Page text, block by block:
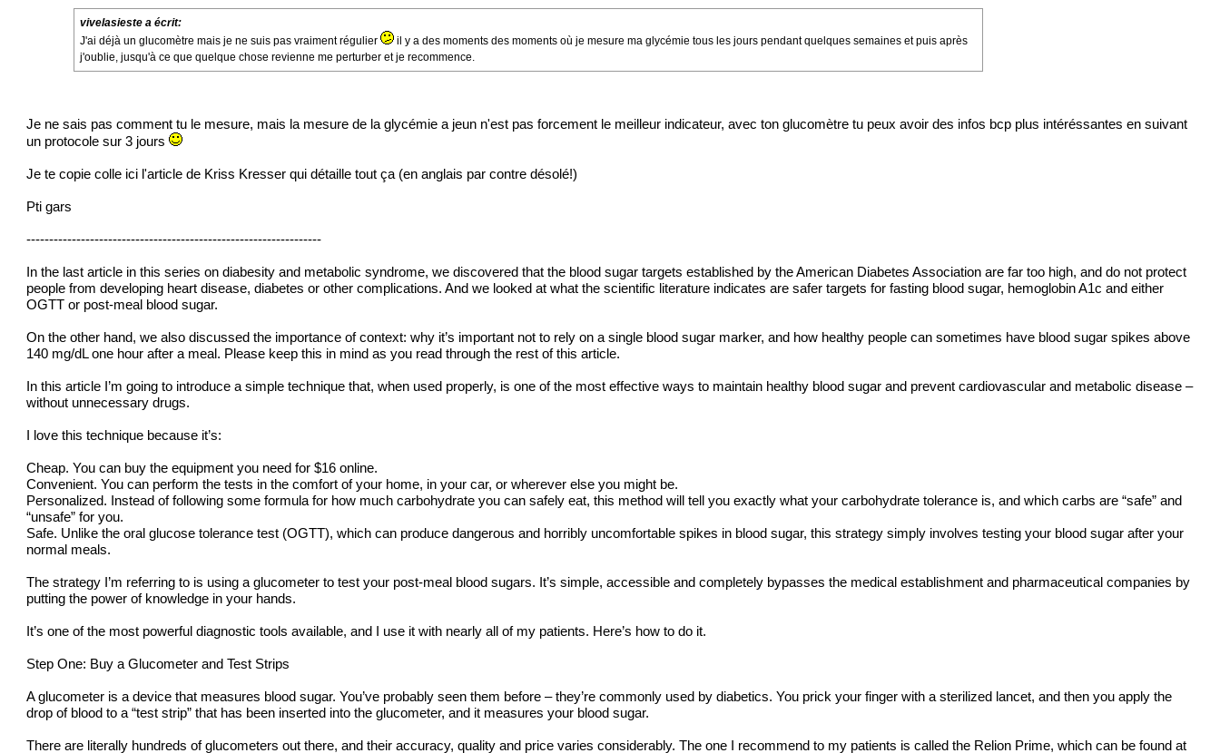
vivelasieste a écrit:
J'ai déjà un glucomètre mais je ne suis pas vraiment régulier
il y a des moments des moments où je mesure ma glycémie tous les jours pendant quelques semaines et puis après
j'oublie, jusqu'à ce que quelque chose revienne me perturber et je recommence.
Je ne sais pas comment tu le mesure, mais la mesure de la glycémie a jeun n'est pas forcement le meilleur indicateur, avec ton glucomètre tu peux avoir des infos bcp plus intéréssantes en suivant
un protocole sur 3 jours
Je te copie colle ici l'article de Kriss Kresser qui détaille tout ça (en anglais par contre désolé!)
Pti gars
-----------------------------------------------------------------
In the last article in this series on diabesity and metabolic syndrome, we discovered that the blood sugar targets established by the American Diabetes Association are far too high, and do not protect
people from developing heart disease, diabetes or other complications. And we looked at what the scientific literature indicates are safer targets for fasting blood sugar, hemoglobin A1c and either
OGTT or post-meal blood sugar.
On the other hand, we also discussed the importance of context: why it’s important not to rely on a single blood sugar marker, and how healthy people can sometimes have blood sugar spikes above
140 mg/dL one hour after a meal. Please keep this in mind as you read through the rest of this article.
In this article I’m going to introduce a simple technique that, when used properly, is one of the most effective ways to maintain healthy blood sugar and prevent cardiovascular and metabolic disease –
without unnecessary drugs.
I love this technique because it’s:
Cheap. You can buy the equipment you need for $16 online.
Convenient. You can perform the tests in the comfort of your home, in your car, or wherever else you might be.
Personalized. Instead of following some formula for how much carbohydrate you can safely eat, this method will tell you exactly what your carbohydrate tolerance is, and which carbs are “safe” and
“unsafe” for you.
Safe. Unlike the oral glucose tolerance test (OGTT), which can produce dangerous and horribly uncomfortable spikes in blood sugar, this strategy simply involves testing your blood sugar after your
normal meals.
The strategy I’m referring to is using a glucometer to test your post-meal blood sugars. It’s simple, accessible and completely bypasses the medical establishment and pharmaceutical companies by
putting the power of knowledge in your hands.
It’s one of the most powerful diagnostic tools available, and I use it with nearly all of my patients. Here’s how to do it.
Step One: Buy a Glucometer and Test Strips
A glucometer is a device that measures blood sugar. You’ve probably seen them before – they’re commonly used by diabetics. You prick your finger with a sterilized lancet, and then you apply the
drop of blood to a “test strip” that has been inserted into the glucometer, and it measures your blood sugar.
There are literally hundreds of glucometers out there, and their accuracy, quality and price varies considerably. The one I recommend to my patients is called the Relion Prime, which can be found at